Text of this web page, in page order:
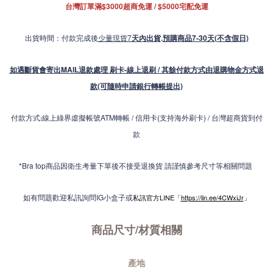
台灣訂單滿$3000超商免運 / $5000宅配免運
出貨時間：付款完成後少量現貨7天內出貨.預購商品7-30天(不含假日)
如遇斷貨會寄出MAIL退款處理 刷卡-線上退刷 / 其餘付款方式由退購物金方式退
款(可隨時申請銀行轉帳提出)
付款方式:線上綠界虛擬帳號ATM轉帳 / 信用卡(支持海外刷卡) / 台灣超商貨到付
款
*Bra top商品因衛生考量下單後不接受退換貨 請謹慎參考尺寸等相關問題
如有問題歡迎私訊詢問IG小盒子或私訊官方LINE「https://lin.ee/4CWxiJr」
商品尺寸/材質相關
產地